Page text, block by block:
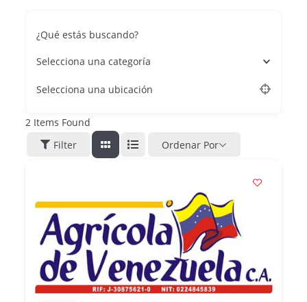
¿Qué estás buscando?
Selecciona una categoría
Selecciona una ubicación
2 Items Found
Filter
Ordenar Por